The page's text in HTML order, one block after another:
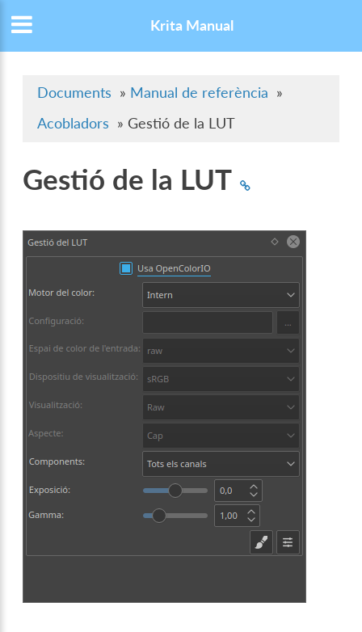
Krita Manual
Documents » Manual de referència »
Acobladors » Gestió de la LUT
Gestió de la LUT